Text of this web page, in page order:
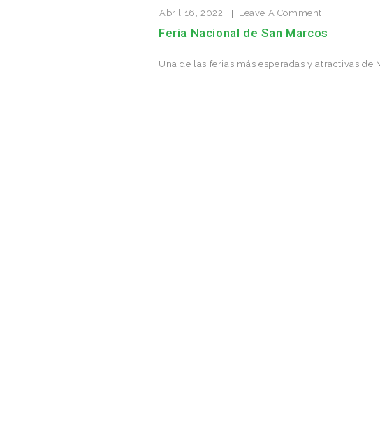
Abril 16, 2022 Leave A Comment
Feria Nacional de San Marcos
Una de las ferias más esperadas y atractivas